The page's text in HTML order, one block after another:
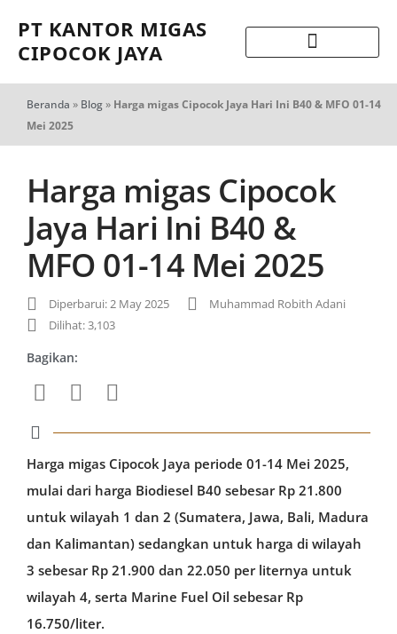
PT KANTOR MIGAS
CIPOCOK JAYA
Beranda » Blog» Harga migas Cipocok Jaya Hari Ini B40 & MFO 01-14
Mei 2025
Harga migas Cipocok
Jaya Hari Ini B40 &
MFO 01-14 Mei 2025
Diperbarui: 2 May 2025
Muhammad Robith Adani
Dilihat: 3,103
Bagikan:
Harga migas Cipocok Jaya periode 01-14 Mei 2025,
mulai dari harga Biodiesel B40 sebesar Rp 21.800
untuk wilayah 1 dan 2 (Sumatera, Jawa, Bali, Madura
dan Kalimantan) sedangkan untuk harga di wilayah
3 sebesar Rp 21.900 dan 22.050 per liternya untuk
wilayah 4, serta Marine Fuel Oil sebesar Rp
16.750/liter.